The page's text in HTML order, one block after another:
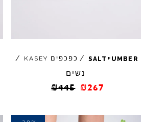
SALT + UMBER
/ כפכפים KASEY
/
נשים
₪445 ₪267